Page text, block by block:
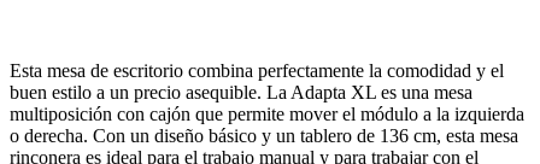
Esta mesa de escritorio combina perfectamente la comodidad y el
buen estilo a un precio asequible. La Adapta XL es una mesa
multiposición con cajón que permite mover el módulo a la izquierda
o derecha. Con un diseño básico y un tablero de 136 cm, esta mesa
rinconera es ideal para el trabajo manual y para trabajar con el